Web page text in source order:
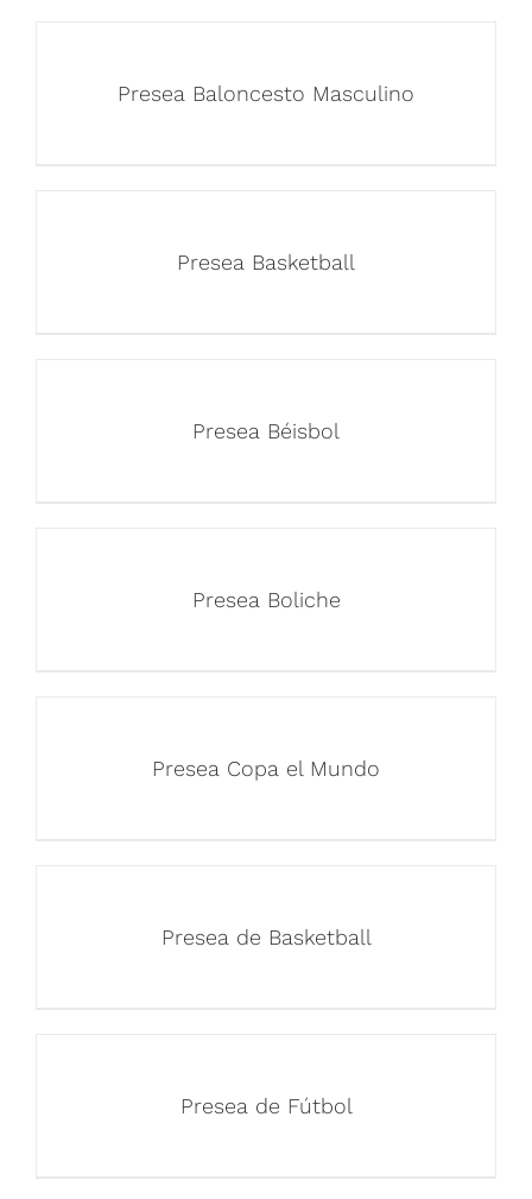
Presea Baloncesto Masculino
Presea Basketball
Presea Béisbol
Presea Boliche
Presea Copa el Mundo
Presea de Basketball
Presea de Fútbol